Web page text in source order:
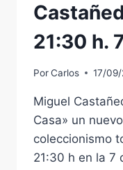
CON
ÉXTITO
SU
EMISIÓN
21:30 h.
PorCarlos 17/
Miguel
Casa» un
coleccionismo
21:30 h en la 7